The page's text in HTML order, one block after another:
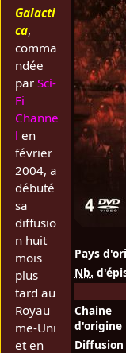
Pays
Nb.
Chaine
d'origine
Diffusion
Galacti
ca,
comma
ndée
parSci-
Fi
Channe
l en
février
2004, a
débuté
sa
diffusio
n huit
mois
plus
tard au
Royau
me-Uni
et en